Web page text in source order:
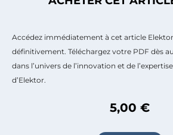
Accédez immédiatement à cet article
définitivement. Téléchargez votre PDF dès
dans l’univers de l’innovation et de
d’Elektor.
5,00 €